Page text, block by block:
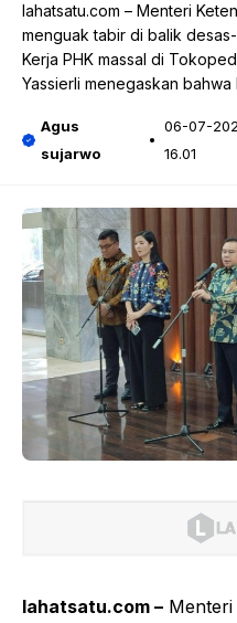
lahatsatu.com – Menteri
menguak tabir di balik
Kerja PHK massal di
Yassierli menegaskan bahwa
Agus
sujarwo
06-07-
16.01
lahatsatu.com – Menteri